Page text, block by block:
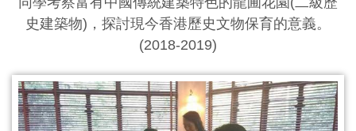
史建築物)，探討現今香港歷史文物保育的意義。
(2018-2019)